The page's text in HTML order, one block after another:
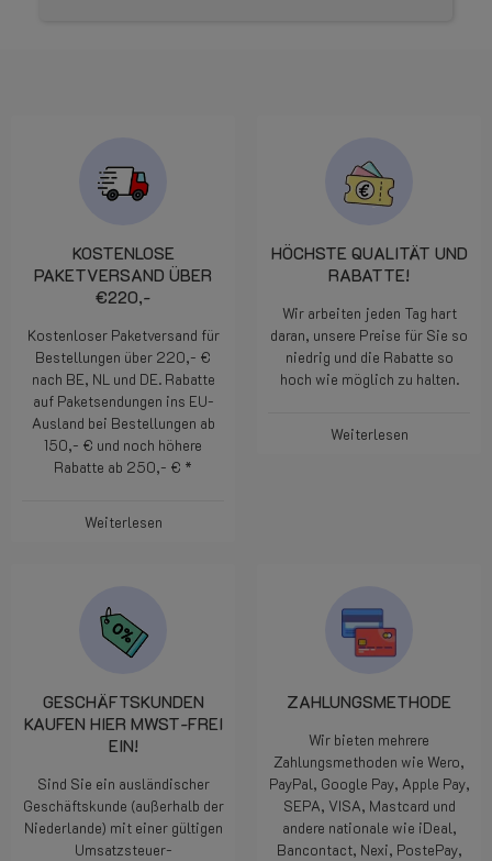
KOSTENLOSE
PAKETVERSAND ÜBER
€220,-
Kostenloser Paketversand für
Bestellungen über 220,- €
nach BE, NL und DE. Rabatte
auf Paketsendungen ins EU-
Ausland bei Bestellungen ab
150,- € und noch höhere
Rabatte ab 250,- € *
Weiterlesen
HÖCHSTE QUALITÄT UND
RABATTE!
Wir arbeiten jeden Tag hart
daran, unsere Preise für Sie so
niedrig und die Rabatte so
hoch wie möglich zu halten.
Weiterlesen
GESCHÄFTSKUNDEN
KAUFEN HIER MWST-FREI
EIN!
Sind Sie ein ausländischer
Geschäftskunde (außerhalb der
Niederlande) mit einer gültigen
Umsatzsteuer-
ZAHLUNGSMETHODE
Wir bieten mehrere
Zahlungsmethoden wie Wero,
PayPal, Google Pay, Apple Pay,
SEPA, VISA, Mastcard und
andere nationale wie iDeal,
Bancontact, Nexi, PostePay,